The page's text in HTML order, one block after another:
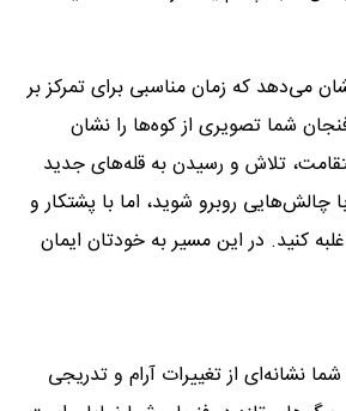
می‌دهد که زمان مناسبی برای تمرکز بر
شما تصویری از کوه‌ها را نشان
تلاش و رسیدن به قله‌های جدید
چالش‌هایی روبرو شوید، اما با پشتکار و
غلبه کنید. در این مسیر به خودتان ایمان
نشانه‌ای از تغییرات آرام و تدریجی